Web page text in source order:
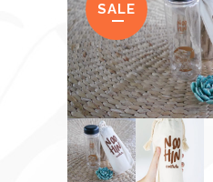
SALE